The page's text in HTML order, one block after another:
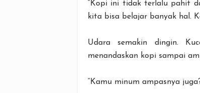
“Kopi ini tidak terlalu pahit
kita bisa belajar banyak hal.
Udara semakin dingin.
menandaskan kopi sampai
“Kamu minum ampasnya